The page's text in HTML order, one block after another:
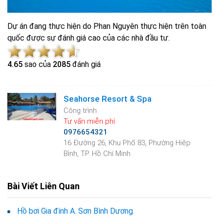
Dự án đang thực hiện do Phan Nguyên thực hiện trên toàn
quốc được sự đánh giá cao của các nhà đầu tư.
4.65 sao của 2085 đánh giá
Seahorse Resort & Spa
Công trình
Tư vấn miễn phí
0976654321
16 Đường 26, Khu Phố 83, Phường Hiệp
Bình, TP. Hồ Chí Minh
Bài Viết Liên Quan
Hồ bơi Gia đình A. Sơn Bình Dương.